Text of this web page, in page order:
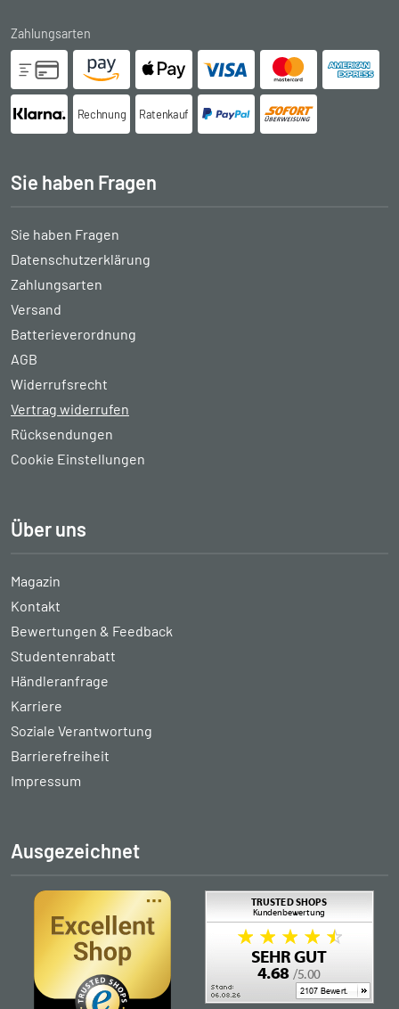
Zahlungsarten
Rechnung Ratenkauf
Sie haben Fragen
Sie haben Fragen
Datenschutzerklärung
Zahlungsarten
Versand
Batterieverordnung
AGB
Widerrufsrecht
Vertrag widerrufen
Rücksendungen
Cookie Einstellungen
Über uns
Magazin
Kontakt
Bewertungen & Feedback
Studentenrabatt
Händleranfrage
Karriere
Soziale Verantwortung
Barrierefreiheit
Impressum
Ausgezeichnet